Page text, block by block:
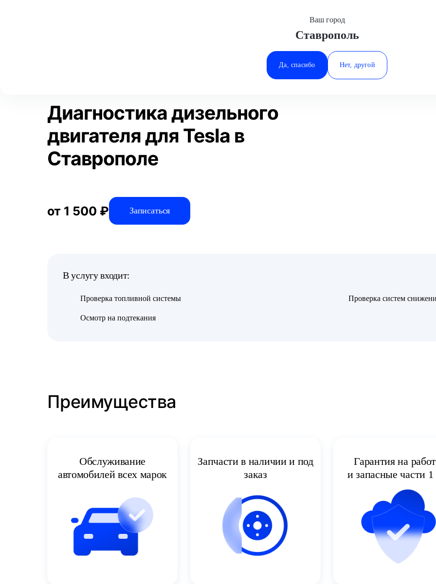
Минеральные Воды
Ростов-на-Дону
Ставрополь
Ваш город
Ставрополь
Да, спасибо Нет, другой
Диагностика дизельного двигателя Tesla
Статьи
Диагностика дизельного
двигателя для Tesla в
Ставрополе
от 1 500 ₽ Записаться
В услугу входит:
Проверка топливной системы
Осмотр на подтекания
Проверка систем
Преимущества
Обслуживание
автомобилей всех марок
Запчасти в наличии и под
заказ
Гарантия на
и запасные части 1